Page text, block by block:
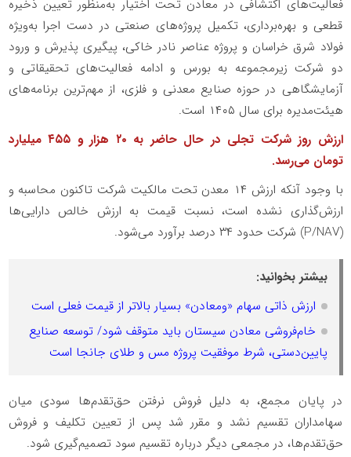
فعالیت‌های اکتشافی در معادن تحت اختیار به‌منظور تعیین ذخیره
قطعی و بهره‌برداری، تکمیل پروژه‌های صنعتی در دست اجرا به‌ویژه
فولاد شرق خراسان و پروژه عناصر نادر خاکی، پیگیری پذیرش و ورود
دو شرکت زیرمجموعه به بورس و ادامه فعالیت‌های تحقیقاتی و
آزمایشگاهی در حوزه صنایع معدنی و فلزی، از مهم‌ترین برنامه‌های
هیئت‌مدیره برای سال ۱۴۰۵ است.
ارزش روز شرکت تجلی در حال حاضر به ۲۰ هزار و ۴۵۵ میلیارد
تومان می‌رسد.
با وجود آنکه ارزش ۱۴ معدن تحت مالکیت شرکت تاکنون محاسبه و
ارزش‌گذاری نشده است، نسبت قیمت به ارزش خالص دارایی‌ها
(P/NAV) شرکت حدود ۳۴ درصد برآورد می‌شود.
بیشتر بخوانید:
ارزش ذاتی سهام «ومعادن» بسیار بالاتر از قیمت فعلی است
خام‌فروشی معادن سیستان باید متوقف شود/ توسعه صنایع
پایین‌دستی، شرط موفقیت پروژه مس و طلای جانجا است
در پایان مجمع، به دلیل فروش نرفتن حق‌تقدم‌ها سودی میان
سهامداران تقسیم نشد و مقرر شد پس از تعیین تکلیف و فروش
حق‌تقدم‌ها، در مجمعی دیگر درباره تقسیم سود تصمیم‌گیری شود.